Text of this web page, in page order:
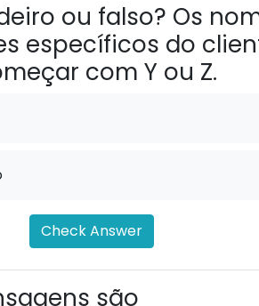
ou falso? Os
específicos do
com Y ou Z.
Check Answer
são